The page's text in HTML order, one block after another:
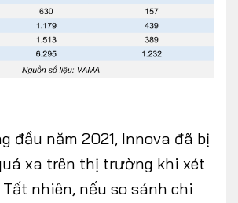
đầu năm 2021, Innova đã bị
xa trên thị trường khi xét
nhiên, nếu so sánh chi